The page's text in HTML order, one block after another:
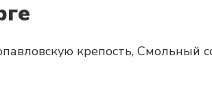
крепость, Смольный